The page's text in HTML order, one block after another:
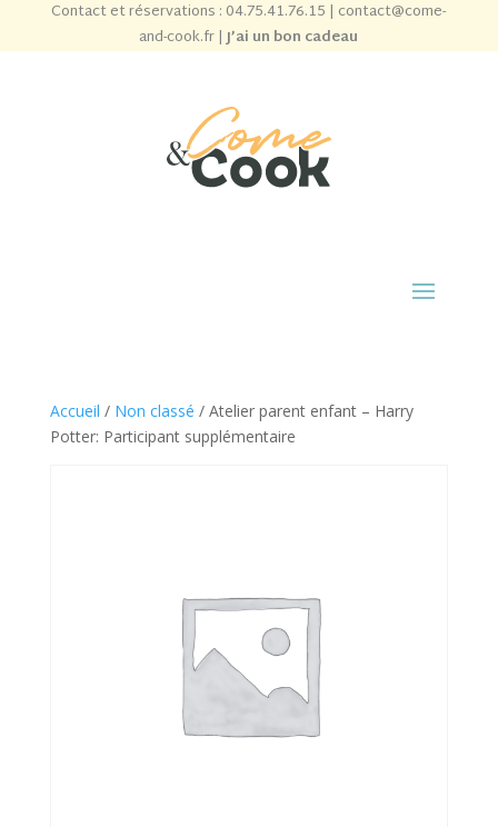
Contact et réservations : 04.75.41.76.15 | contact@come-
and-cook.fr|J’ai un bon cadeau
Accueil / Non classé / Atelier parent enfant – Harry
Potter: Participant supplémentaire